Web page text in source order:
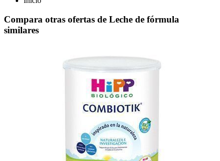
Compara otras ofertas de Leche de fórmula
similares